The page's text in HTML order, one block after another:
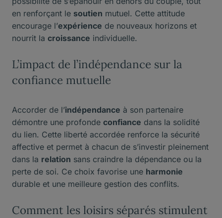
en renforçant le soutien mutuel. Cette attitude
encourage l’expérience de nouveaux horizons et
nourrit la croissance individuelle.
L’impact de l’indépendance sur la
confiance mutuelle
Accorder de l’indépendance à son partenaire
démontre une profonde confiance dans la solidité
du lien. Cette liberté accordée renforce la sécurité
affective et permet à chacun de s’investir pleinement
dans la relation sans craindre la dépendance ou la
perte de soi. Ce choix favorise une harmonie
durable et une meilleure gestion des conflits.
Comment les loisirs séparés stimulent